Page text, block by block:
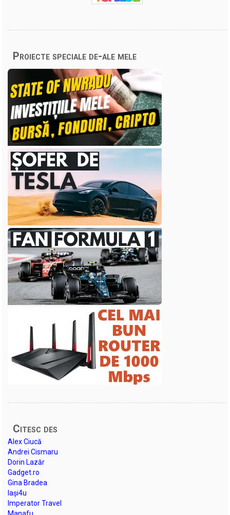
Proiecte speciale de-ale mele
Citesc des
Alex Ciucă
Andrei Cismaru
Dorin Lazăr
Gadget.ro
Gina Bradea
Iași4u
Imperator Travel
Manafu